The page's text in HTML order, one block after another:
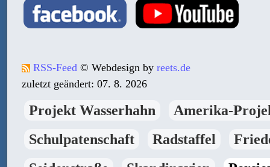
RSS-Feed © Webdesign by reets.de
zuletzt geändert: 07. 8. 2026
Projekt Wasserhahn
Amerika-
Schulpatenschaft
Radstaffel